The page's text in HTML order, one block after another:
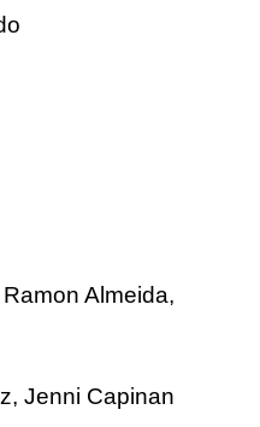
Almeida,
Jenni Capinan